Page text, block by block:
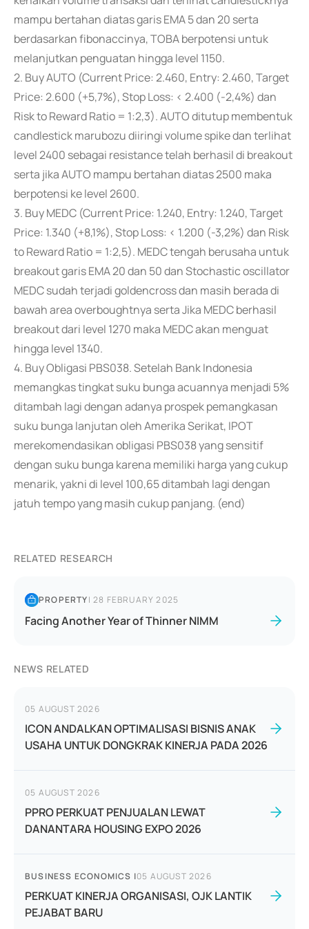
mampu bertahan diatas garis EMA 5 dan 20 serta
berdasarkan fibonaccinya, TOBA berpotensi untuk
melanjutkan penguatan hingga level 1150.
2. Buy AUTO (Current Price: 2.460, Entry: 2.460, Target
Price: 2.600 (+5,7%), Stop Loss: < 2.400 (-2,4%) dan
Risk to Reward Ratio = 1:2,3). AUTO ditutup membentuk
candlestick marubozu diiringi volume spike dan terlihat
level 2400 sebagai resistance telah berhasil di breakout
serta jika AUTO mampu bertahan diatas 2500 maka
berpotensi ke level 2600.
3. Buy MEDC (Current Price: 1.240, Entry: 1.240, Target
Price: 1.340 (+8,1%), Stop Loss: < 1.200 (-3,2%) dan Risk
to Reward Ratio = 1:2,5). MEDC tengah berusaha untuk
breakout garis EMA 20 dan 50 dan Stochastic oscillator
MEDC sudah terjadi goldencross dan masih berada di
bawah area overboughtnya serta Jika MEDC berhasil
breakout dari level 1270 maka MEDC akan menguat
hingga level 1340.
4. Buy Obligasi PBS038. Setelah Bank Indonesia
memangkas tingkat suku bunga acuannya menjadi 5%
ditambah lagi dengan adanya prospek pemangkasan
suku bunga lanjutan oleh Amerika Serikat, IPOT
merekomendasikan obligasi PBS038 yang sensitif
dengan suku bunga karena memiliki harga yang cukup
menarik, yakni di level 100,65 ditambah lagi dengan
jatuh tempo yang masih cukup panjang. (end)
RELATED RESEARCH
PROPERTY|28 FEBRUARY 2025
Facing Another Year of Thinner NIMM
NEWS RELATED
05 AUGUST 2026
ICON ANDALKAN OPTIMALISASI BISNIS ANAK
USAHA UNTUK DONGKRAK KINERJA PADA 2026
05 AUGUST 2026
PPRO PERKUAT PENJUALAN LEWAT
DANANTARA HOUSING EXPO 2026
BUSINESS ECONOMICS |05 AUGUST 2026
PERKUAT KINERJA ORGANISASI, OJK LANTIK
PEJABAT BARU